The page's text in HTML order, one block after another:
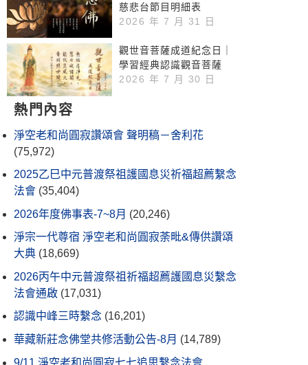
慈悲台節目明細表
2026 年 7 月 31 日
觀世音菩薩成道紀念日｜
學習經典認識觀音菩薩
2026 年 7 月 30 日
熱門內容
淨空老和尚圓寂讚頌會 聲明稿－舍利花
(75,972)
2025乙巳中元普渡祭祖護國息災祈福超薦繫念
法會 (35,404)
2026年度佛事表-7~8月 (20,246)
淨宗一代尊宿 淨空老和尚圓寂荼毗&傳供讚頌
大典 (18,669)
2026丙午中元普渡祭祖祈福超薦護國息災繫念
法會通啟 (17,031)
認識中峰三時繫念 (16,201)
華藏新莊念佛堂共修活動公告-8月 (14,789)
9/11 淨空老和尚圓寂七七追思繫念法會